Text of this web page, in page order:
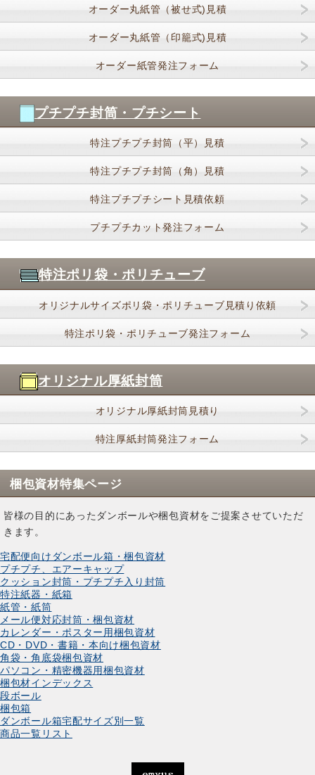
オーダー丸紙管（被せ式)見積
オーダー丸紙管（印籠式)見積
オーダー紙管発注フォーム
プチプチ封筒・プチシート
特注プチプチ封筒（平）見積
特注プチプチ封筒（角）見積
特注プチプチシート見積依頼
プチプチカット発注フォーム
特注ポリ袋・ポリチューブ
オリジナルサイズポリ袋・ポリチューブ見積り依頼
特注ポリ袋・ポリチューブ発注フォーム
オリジナル厚紙封筒
オリジナル厚紙封筒見積り
特注厚紙封筒発注フォーム
梱包資材特集ページ
皆様の目的にあったダンボールや梱包資材をご提案させていただ
きます。
宅配便向けダンボール箱・梱包資材
プチプチ、エアーキャップ
クッション封筒・プチプチ入り封筒
特注紙器・紙箱
紙管・紙筒
メール便対応封筒・梱包資材
カレンダー・ポスター用梱包資材
CD・DVD・書籍・本向け梱包資材
角袋・角底袋梱包資材
パソコン・精密機器用梱包資材
梱包材インデックス
段ボール
梱包箱
ダンボール箱宅配サイズ別一覧
商品一覧リスト